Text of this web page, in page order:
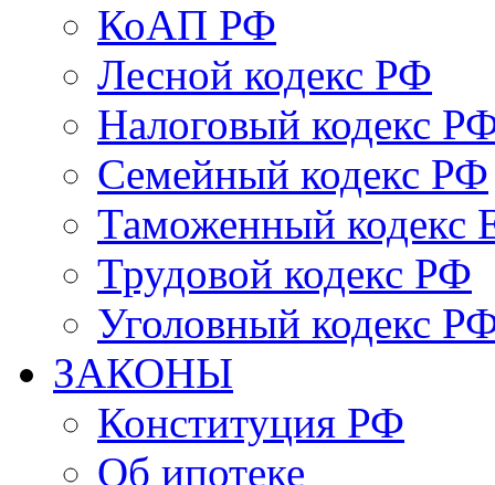
КоАП РФ
Лесной кодекс РФ
Налоговый кодекс
Семейный кодекс РФ
Таможенный
Трудовой кодекс РФ
Уголовный кодекс
ЗАКОНЫ
Конституция РФ
Об ипотеке